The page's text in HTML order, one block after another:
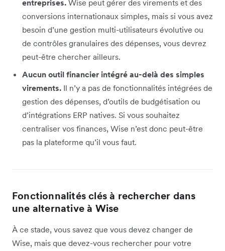
entreprises. Wise peut gérer des virements et des
conversions internationaux simples, mais si vous avez
besoin d’une gestion multi-utilisateurs évolutive ou
de contrôles granulaires des dépenses, vous devrez
peut-être chercher ailleurs.
Aucun outil financier intégré au-delà des simples
virements. Il n’y a pas de fonctionnalités intégrées de
gestion des dépenses, d’outils de budgétisation ou
d’intégrations ERP natives. Si vous souhaitez
centraliser vos finances, Wise n’est donc peut-être
pas la plateforme qu’il vous faut.
Fonctionnalités clés à rechercher dans
une alternative à Wise
À ce stade, vous savez que vous devez changer de
Wise, mais que devez-vous rechercher pour votre